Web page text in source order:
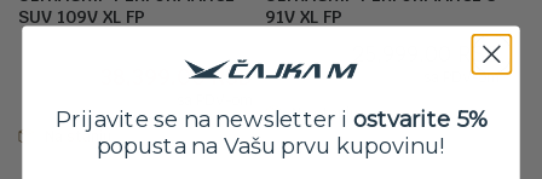
SUV 109V XL FP
cena
bila:
42,699.00 RSD.
38,399.00RSDcena
38,399.00 RSD.
Na stanju
91V XL FP
RSD
sa PDV-om
Na stanju
Prijavite se na newsletter i ostvarite 5%
popusta na Vašu prvu kupovinu!